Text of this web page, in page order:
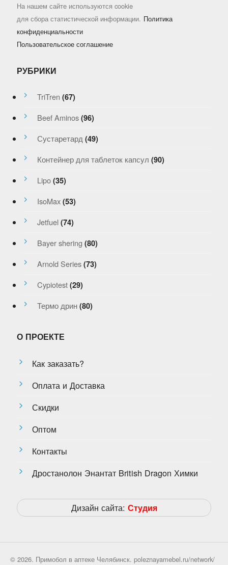
На нашем сайте используются cookie
для сбора статистической информации. Политика
конфиденциальности
Пользовательское соглашение
РУБРИКИ
TriTren (67)
Beef Aminos (96)
Сустаретард (49)
Контейнер для таблеток капсул (90)
Lipo (35)
IsoMax (53)
Jetfuel (74)
Bayer shering (80)
Arnold Series (73)
Cypiotest (29)
Термо дрин (80)
О ПРОЕКТЕ
Как заказать?
Оплата и Доставка
Скидки
Оптом
Контакты
Дростанолон Энантат British Dragon Химки
Дизайн сайта: Студия
© 2026. Примобол в аптеке Челябинск. poleznayamebel.ru/network/